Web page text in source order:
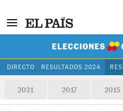
DIRECTO RESULTADOS 2024
2021 2017 2015